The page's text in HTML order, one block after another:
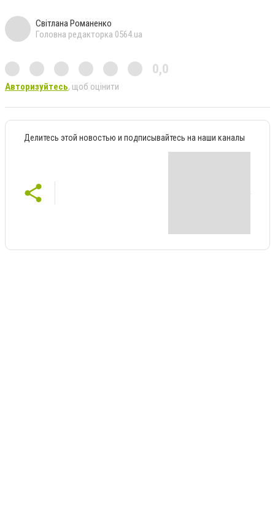
Світлана Романенко
Головна редакторка 0564.ua
0,0
Авторизуйтесь, щоб оцінити
Делитесь этой новостью и подписывайтесь на наши каналы